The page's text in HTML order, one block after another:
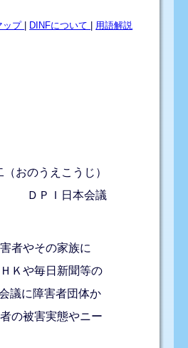
ップ DINFについて 用語解説
（おのうえこうじ）
ＤＰＩ日本会議
者やその家族に
Ｋや毎日新聞等の
議に障害者団体か
の被害実態やニー